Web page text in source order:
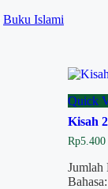
Buku Islami
Quick
Kisah
Rp5.400
Jumlah